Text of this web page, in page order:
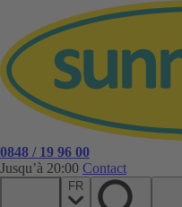
0848 / 19 96 00
Jusqu’à 20:00 Contact
FR